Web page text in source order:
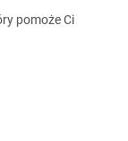
pomoże Ci